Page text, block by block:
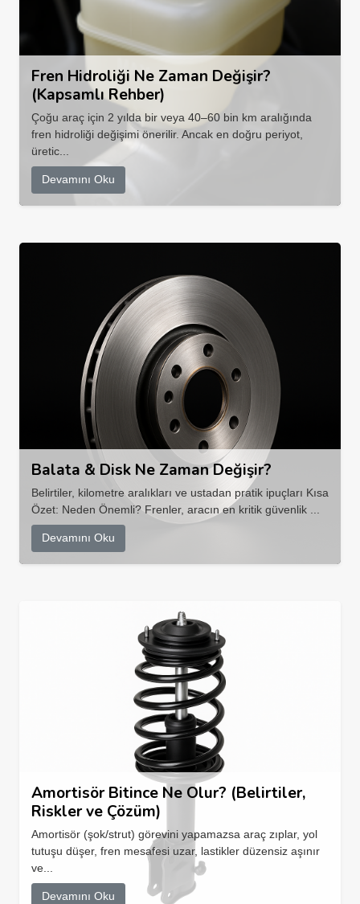
Fren Hidroliği Ne Zaman Değişir?
(Kapsamlı Rehber)
Çoğu araç için 2 yılda bir veya 40–60 bin km aralığında
fren hidroliği değişimi önerilir. Ancak en doğru periyot,
üretic...
Devamını Oku
Balata & Disk Ne Zaman Değişir?
Belirtiler, kilometre aralıkları ve ustadan pratik ipuçları Kısa
Özet: Neden Önemli? Frenler, aracın en kritik güvenlik ...
Devamını Oku
Amortisör Bitince Ne Olur? (Belirtiler,
Riskler ve Çözüm)
Amortisör (şok/strut) görevini yapamazsa araç zıplar, yol
tutuşu düşer, fren mesafesi uzar, lastikler düzensiz aşınır
ve...
Devamını Oku